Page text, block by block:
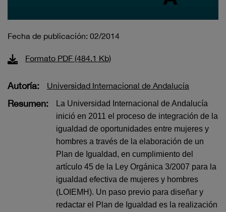
Fecha de publicación: 02/2014
Formato PDF (484.1 Kb)
Autoría: Universidad Internacional de Andalucía
Resumen:
La Universidad Internacional de Andalucía
inició en 2011 el proceso de integración de la
igualdad de oportunidades entre mujeres y
hombres a través de la elaboración de un
Plan de Igualdad, en cumplimiento del
artículo 45 de la Ley Orgánica 3/2007 para la
igualdad efectiva de mujeres y hombres
(LOIEMH). Un paso previo para diseñar y
redactar el Plan de Igualdad es la realización